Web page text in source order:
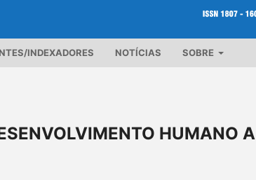
INDEXADORES NOTÍCIAS SOBRE
HUMANO A